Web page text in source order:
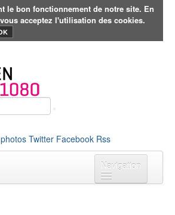
le bon fonctionnement de notre site. En
acceptez l'utilisation des cookies.
Twitter Facebook Rss
Navigation